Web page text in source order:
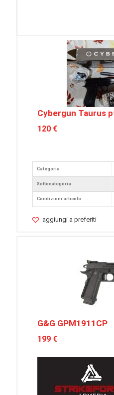
Cybergun Taurus
120 €
Categoria
Sottocategoria
Condizioni articolo
aggiungi a preferiti
G&G GPM1911CP
199 €